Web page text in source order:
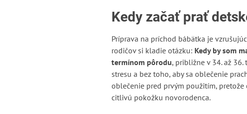
Kedy začať prať
Príprava na príchod bábätka je
rodičov si kladie otázku: Kedy by som
termínom pôrodu, približne v 34. až
stresu a bez toho, aby sa oblečenie
oblečenie pred prvým použitím,
citlivú pokožku novorodenca.